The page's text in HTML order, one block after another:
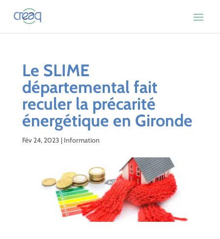
Le SLIME
départemental fait
reculer la précarité
énergétique en Gironde
Fév 24, 2023 | Information